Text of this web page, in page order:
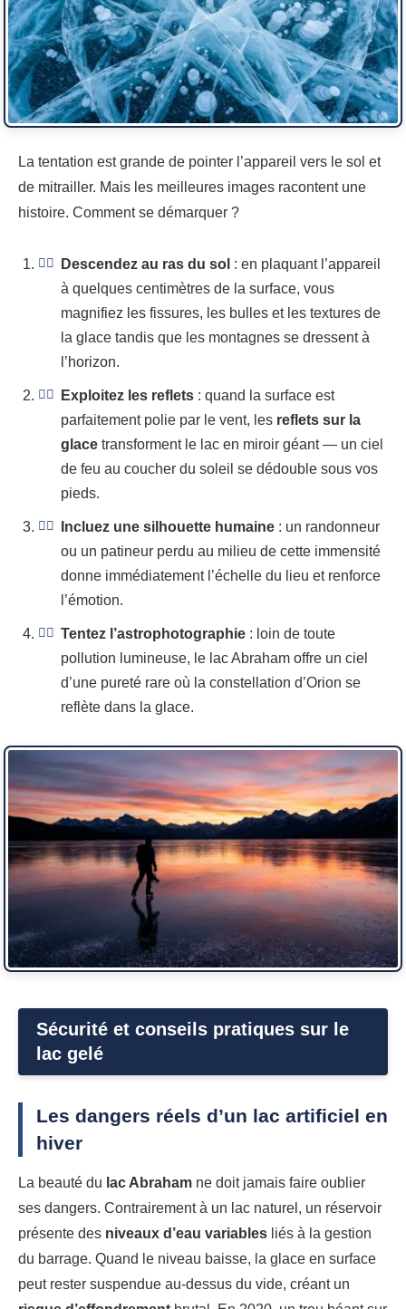
La tentation est grande de pointer l’appareil vers le sol et
de mitrailler. Mais les meilleures images racontent une
histoire. Comment se démarquer ?
Descendez au ras du sol : en plaquant l’appareil
à quelques centimètres de la surface, vous
magnifiez les fissures, les bulles et les textures de
la glace tandis que les montagnes se dressent à
l’horizon.
Exploitez les reflets : quand la surface est
parfaitement polie par le vent, les reflets sur la
glace transforment le lac en miroir géant — un ciel
de feu au coucher du soleil se dédouble sous vos
pieds.
Incluez une silhouette humaine : un randonneur
ou un patineur perdu au milieu de cette immensité
donne immédiatement l’échelle du lieu et renforce
l’émotion.
Tentez l’astrophotographie : loin de toute
pollution lumineuse, le lac Abraham offre un ciel
d’une pureté rare où la constellation d’Orion se
reflète dans la glace.
Sécurité et conseils pratiques sur le
lac gelé
Les dangers réels d’un lac artificiel en
hiver
La beauté du lac Abraham ne doit jamais faire oublier
ses dangers. Contrairement à un lac naturel, un réservoir
présente des niveaux d’eau variables liés à la gestion
du barrage. Quand le niveau baisse, la glace en surface
peut rester suspendue au-dessus du vide, créant un